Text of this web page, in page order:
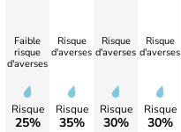
Faible
risque
d'averses
Risque
25%
Risque
d'averses
Risque
35%
Risque
d'averses
Risque
30%
Risque
d'averses
Risque
30%